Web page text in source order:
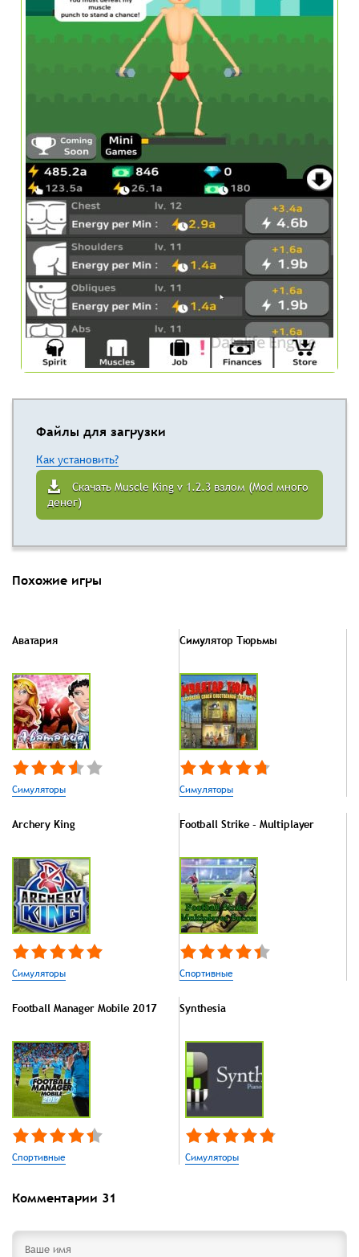
Файлы для загрузки
Как установить?
Скачать Muscle King v 1.2.3 взлом (Mod много
денег)
Похожие игры
Аватария
Симуляторы
Симулятор Тюрьмы
Симуляторы
Archery King
Симуляторы
Football Strike - Multiplayer
Спортивные
Football Manager Mobile 2017
Спортивные
Synthesia
Симуляторы
Комментарии 31